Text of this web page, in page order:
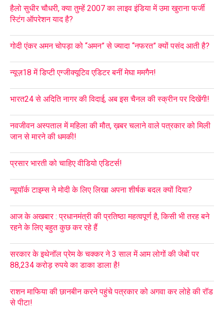
हैलो सुधीर चौधरी, क्या तुम्हें 2007 का लाइव इंडिया में उमा खुराना फर्जी
स्टिंग ऑपरेशन याद है?
गोदी एंकर अमन चोपड़ा को “अमन” से ज्यादा “नफरत” क्यों पसंद आती है?
न्यूज़18 में डिप्टी एग्जीक्यूटिव एडिटर बनीं मेघा ममगैन!
भारत24 से अदिति नागर की विदाई, अब इस चैनल की स्क्रीन पर दिखेंगी!
नवजीवन अस्पताल में महिला की मौत, ख़बर चलाने वाले पत्रकार को मिली
जान से मारने की धमकी!
प्रसार भारती को चाहिए वीडियो एडिटर्स!
न्यूयॉर्क टाइम्स ने मोदी के लिए लिखा अपना शीर्षक बदल क्यों दिया?
आज के अखबार : प्रधानमंत्री की प्रतिष्ठा महत्वपूर्ण है, किसी भी तरह बने
रहने के लिए बहुत कुछ कर रहे हैं
सरकार के इथेनॉल प्रेम के चक्कर ने 3 साल में आम लोगों की जेबों पर
88,234 करोड़ रुपये का डाका डाला है!
राशन माफिया की छानबीन करने पहुंचे पत्रकार को अगवा कर लोहे की रॉड
से पीटा!